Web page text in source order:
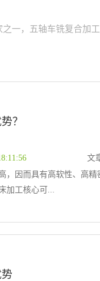
一，五轴车铣复合加
？
文
，因而具有高软性、高精
加工核心可...